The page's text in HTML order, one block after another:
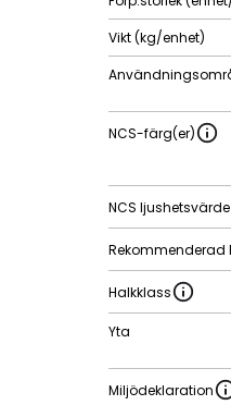
Vikt (kg/enhet)
NCS-färg(er)
NCS ljushetsvärde
Rekommenderad
Halkklass
Yta
Miljödeklaration